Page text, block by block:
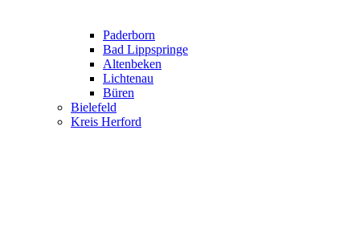
Paderborn
Bad Lippspringe
Altenbeken
Lichtenau
Büren
Bielefeld
Kreis Herford